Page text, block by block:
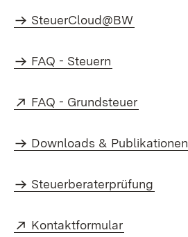
SteuerCloud@BW
FAQ - Steuern
Extern:
FAQ - Grundsteuer
Downloads & Publikationen
Steuerberaterprüfung
Extern:
Kontaktformular